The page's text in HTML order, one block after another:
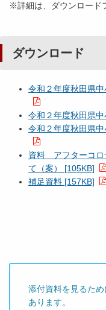
※詳細は、ダウンロード
ダウンロード
令和２年度秋田県
令和２年度秋田県
令和２年度秋田県
資料 アフターコロ
て（案） [105KB]
補足資料 [157KB]
添付資料を見るた
あります。